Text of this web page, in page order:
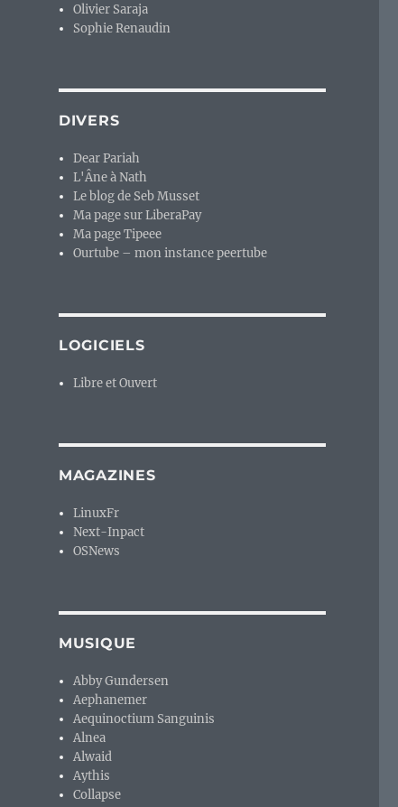
Olivier Saraja
Sophie Renaudin
DIVERS
Dear Pariah
L'Âne à Nath
Le blog de Seb Musset
Ma page sur LiberaPay
Ma page Tipeee
Ourtube – mon instance peertube
LOGICIELS
Libre et Ouvert
MAGAZINES
LinuxFr
Next-Inpact
OSNews
MUSIQUE
Abby Gundersen
Aephanemer
Aequinoctium Sanguinis
Alnea
Alwaid
Aythis
Collapse